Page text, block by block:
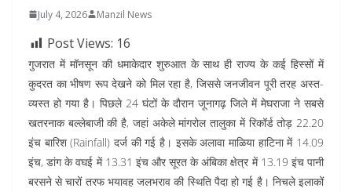
July 4, 2026 Manzil News
Post Views: 16
गुजरात में मॉनसून की धमाकेदार शुरुआत के साथ ही राज्य के कई हिस्सों में
कुदरत का भीषण रूप देखने को मिल रहा है, जिससे जनजीवन पूरी तरह अस्त-
व्यस्त हो गया है। पिछले 24 घंटों के दौरान जूनागढ़ जिले में मेघराजा ने सबसे
खतरनाक बल्लेबाजी की है, जहां अकेले मांगरोल तालुका में रिकॉर्ड तोड़ 22.20
इंच बारिश (Rainfall) दर्ज की गई है। इसके अलावा माळिया हाटिना में 14.09
इंच, डांग के वघई में 13.31 इंच और सूरत के अंबिका क्षेत्र में 13.19 इंच पानी
बरसने से चारों तरफ भयावह जलभराव की स्थिति पैदा हो गई है। निचले इलाकों